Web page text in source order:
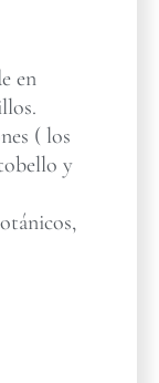
en
( los
y